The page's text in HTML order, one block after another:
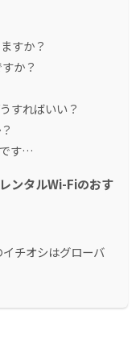
すか？
か？
すればいい？
す…
ンタルWi-Fiのおす
イチオシはグローバ